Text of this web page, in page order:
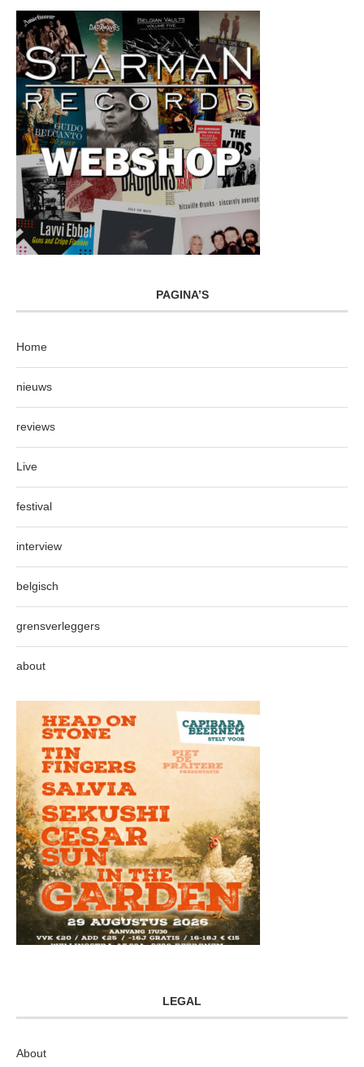
PAGINA’S
Home
nieuws
reviews
Live
festival
interview
belgisch
grensverleggers
about
LEGAL
About